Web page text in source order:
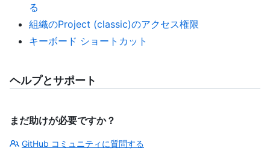
る
組織のProject (classic)のアクセス権限
キーボード ショートカット
ヘルプとサポート
まだ助けが必要ですか？
GitHub コミュニティに質問する